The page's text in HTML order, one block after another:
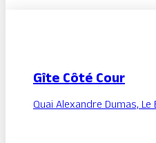
Gîte Côté Cour
Quai Alexandre Dumas,